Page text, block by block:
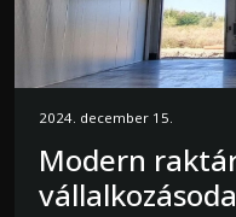
2024. december 15.
Modern